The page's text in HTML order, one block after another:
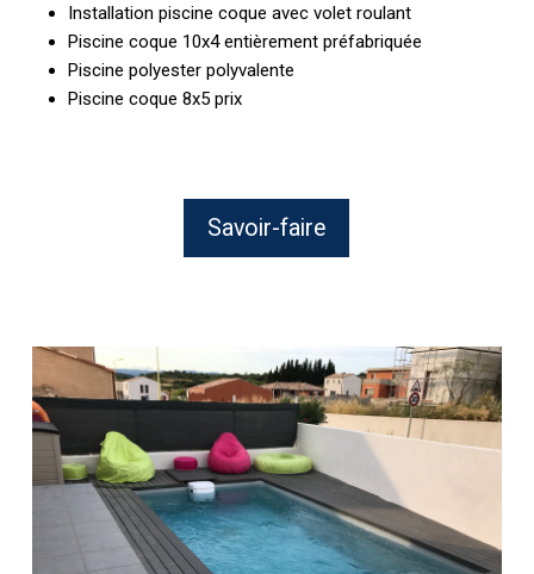
Installation piscine coque avec volet roulant
Piscine coque 10x4 entièrement préfabriquée
Piscine polyester polyvalente
Piscine coque 8x5 prix
Savoir-faire
Pose
d’une
piscine
enterrée
dans